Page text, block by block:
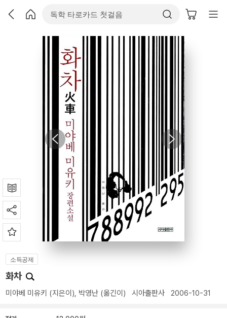
소득공제
화차
미야베 미유키 (지은이), 박영난 (옮긴이) 시아출판사 2006-10-31